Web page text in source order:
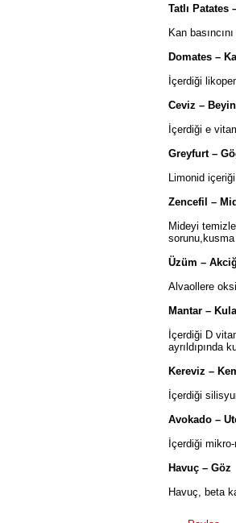
Tatlı Patates
Kan
Domates –
İçerdiği
Ceviz – Beyin
İçerdiği e
Greyfurt –
Limonid
Zencefil –
Mideyi
sorunu,kusma
Üzüm –
Alvaollere
Mantar –
İçerdiği D
ayrıldıpında
Kereviz –
İçerdiği
Avokado –
İçerdiği
Havuç – Göz
Havuç, beta